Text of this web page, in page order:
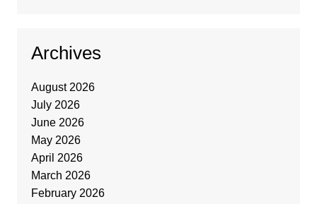
Archives
August 2026
July 2026
June 2026
May 2026
April 2026
March 2026
February 2026